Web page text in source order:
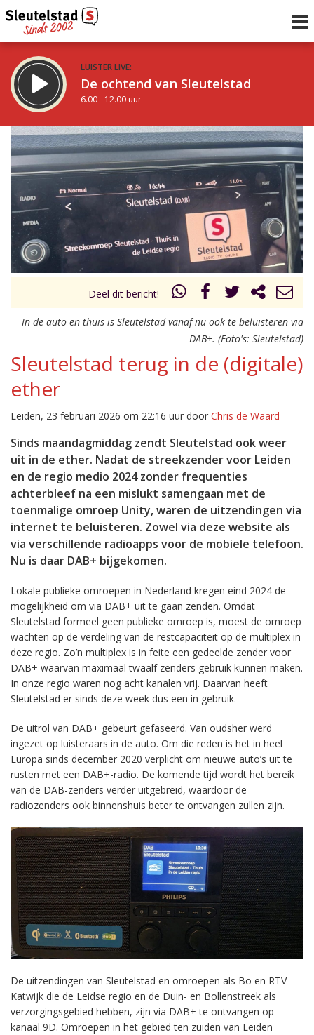
LUISTER LIVE:
De ochtend van Sleutelstad
6.00 - 12.00 uur
STRAKS:
De middag van Sleutelstad
12.00 - 17.00 uur
Vorig uur
uur 1 van 0 Volgend uur
Deel dit bericht!
In de auto en thuis is Sleutelstad vanaf nu ook te beluisteren via
DAB+. (Foto's: Sleutelstad)
Sleutelstad terug in de (digitale)
ether
Leiden, 23 februari 2026 om 22:16 uur door Chris de Waard
Sinds maandagmiddag zendt Sleutelstad ook weer
uit in de ether. Nadat de streekzender voor Leiden
en de regio medio 2024 zonder frequenties
achterbleef na een mislukt samengaan met de
toenmalige omroep Unity, waren de uitzendingen via
internet te beluisteren. Zowel via deze website als
via verschillende radioapps voor de mobiele telefoon.
Nu is daar DAB+ bijgekomen.
Lokale publieke omroepen in Nederland kregen eind 2024 de
mogelijkheid om via DAB+ uit te gaan zenden. Omdat
Sleutelstad formeel geen publieke omroep is, moest de omroep
wachten op de verdeling van de restcapaciteit op de multiplex in
deze regio. Zo’n multiplex is in feite een gedeelde zender voor
DAB+ waarvan maximaal twaalf zenders gebruik kunnen maken.
In onze regio waren nog acht kanalen vrij. Daarvan heeft
Sleutelstad er sinds deze week dus een in gebruik.
De uitrol van DAB+ gebeurt gefaseerd. Van oudsher werd
ingezet op luisteraars in de auto. Om die reden is het in heel
Europa sinds december 2020 verplicht om nieuwe auto’s uit te
rusten met een DAB+-radio. De komende tijd wordt het bereik
van de DAB-zenders verder uitgebreid, waardoor de
radiozenders ook binnenshuis beter te ontvangen zullen zijn.
De uitzendingen van Sleutelstad en omroepen als Bo en RTV
Katwijk die de Leidse regio en de Duin- en Bollenstreek als
verzorgingsgebied hebben, zijn via DAB+ te ontvangen op
kanaal 9D. Omroepen in het gebied ten zuiden van Leiden